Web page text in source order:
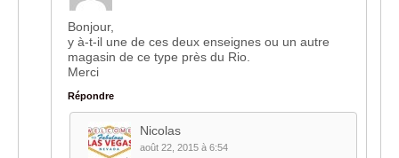
Bonjour,
y à-t-il une de ces deux enseignes ou un autre
magasin de ce type près du Rio.
Merci
Répondre
Nicolas
août 22, 2015 à 6:54